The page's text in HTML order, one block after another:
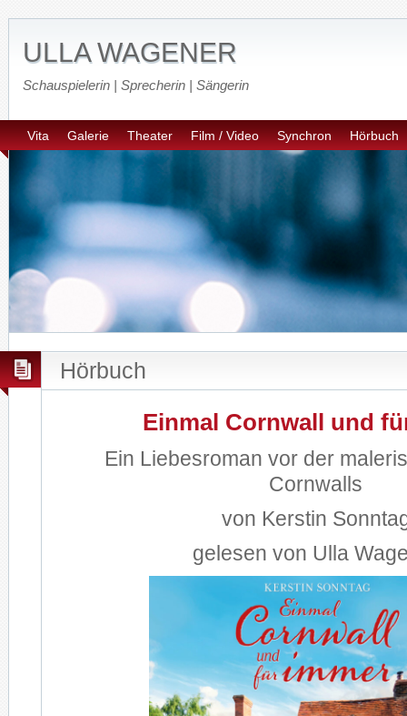
ULLA WAGENER
Schauspielerin | Sprecherin | Sängerin
Vita Galerie Theater Film / Video Synchron Hörbuch
Hörbuch
Einmal Cornwall und
Ein Liebesroman vor der
Cornwalls
von Kerstin
gelesen von Ulla